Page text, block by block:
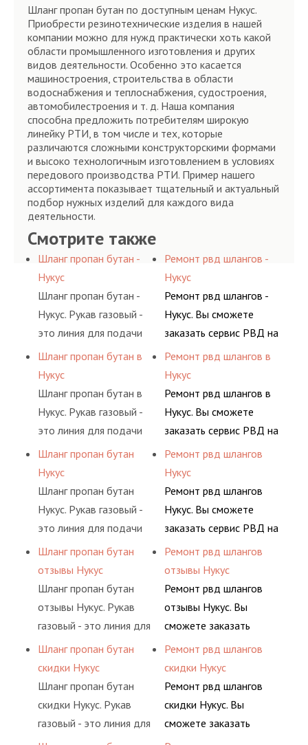
Шланг пропан бутан по доступным ценам Нукус.
Приобрести резинотехнические изделия в нашей
компании можно для нужд практически хоть какой
области промышленного изготовления и других
видов деятельности. Особенно это касается
машиностроения, строительства в области
водоснабжения и теплоснабжения, судостроения,
автомобилестроения и т. д. Наша компания
способна предложить потребителям широкую
линейку РТИ, в том числе и тех, которые
различаются сложными конструкторскими формами
и высоко технологичным изготовлением в условиях
передового производства РТИ. Пример нашего
ассортимента показывает тщательный и актуальный
подбор нужных изделий для каждого вида
деятельности.
Смотрите также
Шланг пропан бутан -
Нукус
Шланг пропан бутан -
Нукус. Рукав газовый -
это линия для подачи
сжатого воздуха и
различных типов
сжиженного газа
(кислород, аргон, метан,
пропан, бутан,
определенными
элементами системы.
Шланг пропан бутан в
Нукус
Шланг пропан бутан в
Нукус. Рукав газовый -
это линия для подачи
сжатого воздуха и
различных типов
сжиженного газа
(кислород, аргон, метан,
пропан, бутан,
определенными
элементами системы.
Шланг пропан бутан
Нукус
Шланг пропан бутан
Нукус. Рукав газовый -
это линия для подачи
сжатого воздуха и
различных типов
сжиженного газа
(кислород, аргон, метан,
пропан, бутан,
определенными
элементами системы.
Шланг пропан бутан
отзывы Нукус
Шланг пропан бутан
отзывы Нукус. Рукав
газовый - это линия для
подачи сжатого
воздуха и различных
типов сжиженного газа
(кислород, аргон, метан,
пропан, бутан,
Шланг пропан бутан
скидки Нукус
Шланг пропан бутан
скидки Нукус. Рукав
газовый - это линия для
подачи сжатого
Ремонт рвд шлангов -
Нукус
Ремонт рвд шлангов -
Нукус. Вы сможете
заказать сервис РВД на
разовой основе либо на
условиях
долговременного
комплексного
обслуживания
предприятия.
Ремонт рвд шлангов в
Нукус
Ремонт рвд шлангов в
Нукус. Вы сможете
заказать сервис РВД на
разовой основе либо на
условиях
долговременного
комплексного
обслуживания
предприятия.
Ремонт рвд шлангов
Нукус
Ремонт рвд шлангов
Нукус. Вы сможете
заказать сервис РВД на
разовой основе либо на
условиях
долговременного
комплексного
обслуживания
предприятия.
Ремонт рвд шлангов
отзывы Нукус
Ремонт рвд шлангов
отзывы Нукус. Вы
сможете заказать
сервис РВД на разовой
основе либо на
условиях
долговременного
комплексного
Ремонт рвд шлангов
скидки Нукус
Ремонт рвд шлангов
скидки Нукус. Вы
сможете заказать
сервис РВД на разовой